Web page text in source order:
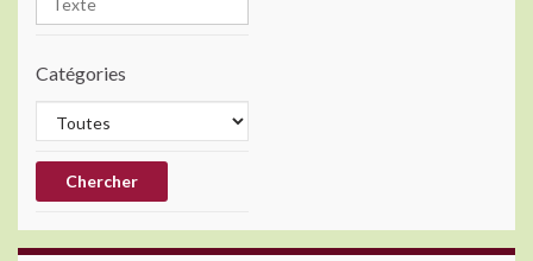
Catégories